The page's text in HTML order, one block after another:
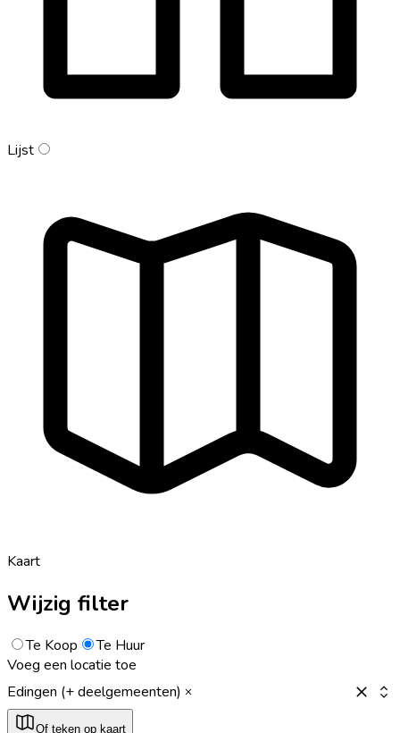
Lijst
Kaart
Wijzig filter
Te Koop
Te Huur
Voeg een locatie toe
Edingen (+ deelgemeenten)
Of teken op kaart